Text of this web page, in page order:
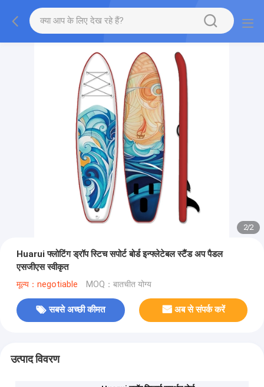
2/2
Huarui फ्लोटिंग ड्रॉप स्टिच सपोर्ट बोर्ड इन्फ्लेटेबल स्टैंड अप पैडल
एसजीएस स्वीकृत
मूल्य：negotiable MOQ：बातचीत योग्य
सबसे अच्छी कीमत अब से संपर्क करें
उत्पाद विवरण